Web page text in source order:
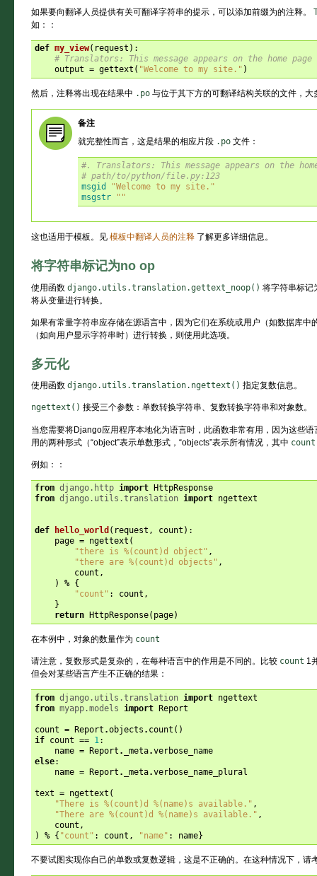
如果要向翻译人员提供有关可翻译字符串的提示，可以添加前缀为的注释。
如：：
def my_view( request ):
# Translators: This message appears on the home page
output = gettext ( "Welcome to my site." )
然后，注释将出现在结果中 .po 与位于其下方的可翻译结构关联的文件，
备注
就完整性而言，这是结果的相应片段 .po 文件：
#. Translators: This message appears on the
# path/to/python/file.py:123
msgid
"Welcome to my site."
msgstr
""
这也适用于模板。见 模板中翻译人员的注释 了解更多详细信息。
将字符串标记为no op
使用函数 django.utils.translation.gettext_noop() 将字符串标记
将从变量进行转换。
如果有常量字符串应存储在源语言中，因为它们在系统或用户（如数据库中
（如向用户显示字符串时）进行转换，则使用此选项。
多元化
使用函数 django.utils.translation.ngettext() 指定复数信息。
ngettext() 接受三个参数：单数转换字符串、复数转换字符串和对象数。
当您需要将Django应用程序本地化为语言时，此函数非常有用，因为这些
用的两种形式（“object”表示单数形式，“objects”表示所有情况，其中 count
例如：：
from django.http import
HttpResponse
from django.utils.translation import ngettext
def hello_world ( request , count ):
page = ngettext (
"there is %(count)d object" ,
"there are %(count)d objects" ,
count ,
)
% {
"count" : count ,
}
return
HttpResponse( page)
在本例中，对象的数量作为 count
请注意，复数形式是复杂的，在每种语言中的作用是不同的。比较 count 1
但会对某些语言产生不正确的结果：
from django.utils.translation import ngettext
from myapp.models import Report
count = Report .objects . count ()
if count == 1:
name = Report . _meta.verbose_name
else:
name = Report . _meta.verbose_name_plural
text = ngettext (
"There is %(count)d %(name)s available." ,
"There are %(count)d %(name)s available." ,
count ,
)
% { "count" : count , "name" : name}
不要试图实现你自己的单数或复数逻辑，这是不正确的。在这种情况下，请